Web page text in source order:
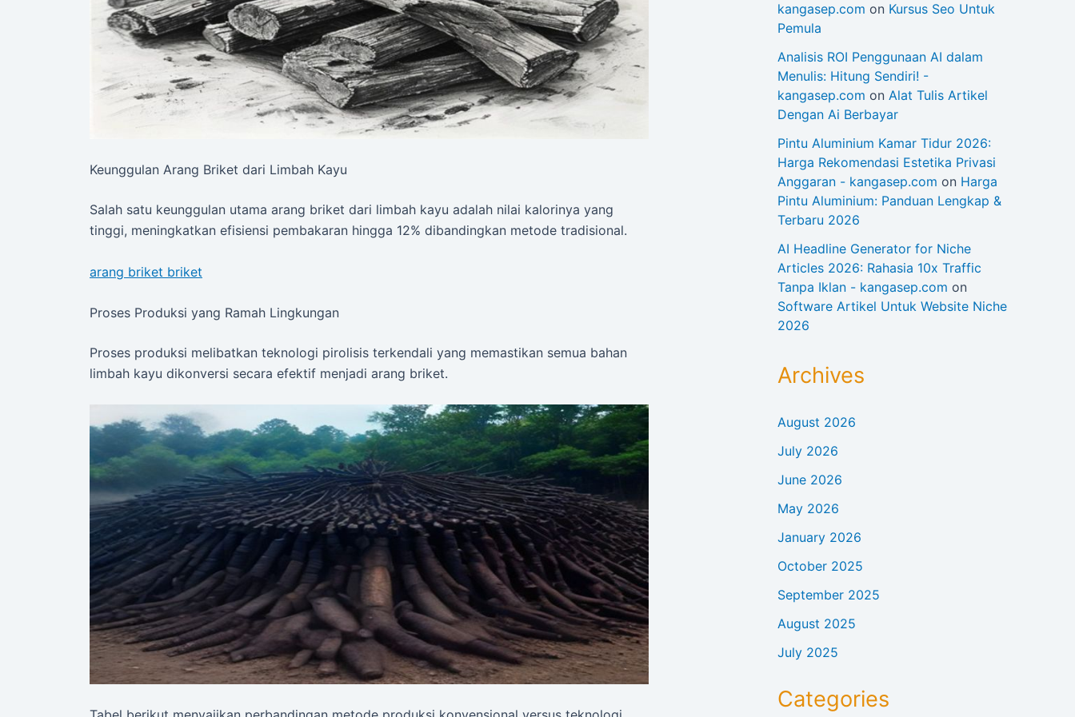
Keunggulan Arang Briket dari Limbah Kayu
Salah satu keunggulan utama arang briket dari limbah kayu adalah nilai kalorinya yang
tinggi, meningkatkan efisiensi pembakaran hingga 12% dibandingkan metode tradisional.
arang briket briket
Proses Produksi yang Ramah Lingkungan
Proses produksi melibatkan teknologi pirolisis terkendali yang memastikan semua bahan
limbah kayu dikonversi secara efektif menjadi arang briket.
kangasep.com on Kursus Seo Untuk
Pemula
Analisis ROI Penggunaan AI dalam
Menulis: Hitung Sendiri! -
kangasep.com on Alat Tulis Artikel
Dengan Ai Berbayar
Pintu Aluminium Kamar Tidur 2026:
Harga Rekomendasi Estetika Privasi
Anggaran - kangasep.com on Harga
Pintu Aluminium: Panduan Lengkap &
Terbaru 2026
AI Headline Generator for Niche
Articles 2026: Rahasia 10x Traffic
Tanpa Iklan - kangasep.com on
Software Artikel Untuk Website Niche
2026
Archives
August 2026
July 2026
June 2026
May 2026
January 2026
October 2025
September 2025
August 2025
July 2025
Categories